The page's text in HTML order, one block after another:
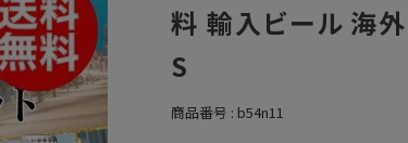
料 輸入ビール 海
S
商品番号 b54n11